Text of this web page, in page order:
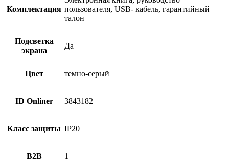
Комплектация пользователя, USB- кабель, гарантийный
талон
Подсветка
экрана
Да
Цвет темно-серый
ID Onliner 3843182
Класс защиты IP20
B2B 1